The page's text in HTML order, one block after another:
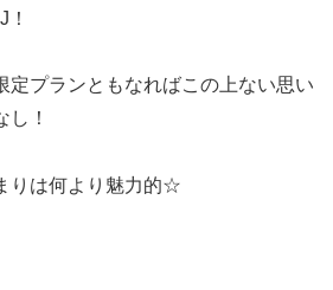
定プランともなればこの上ない思い
し！
りは何より魅力的☆